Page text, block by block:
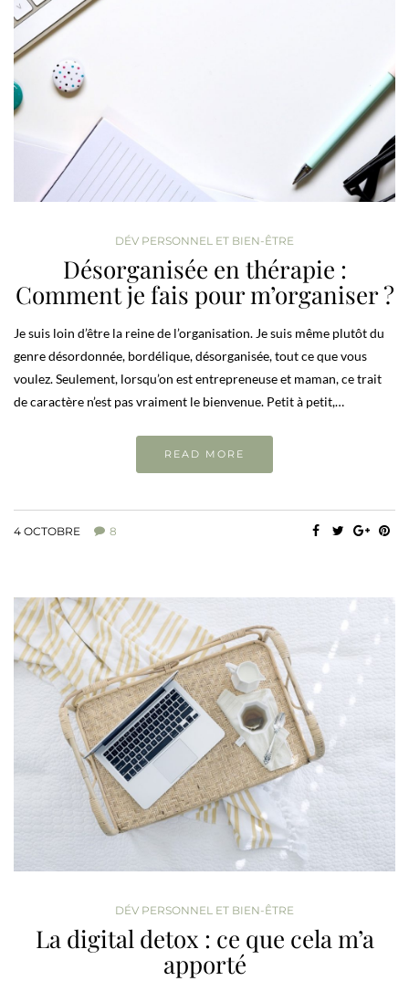
DÉV PERSONNEL ET BIEN-ÊTRE
Désorganisée en thérapie :
Comment je fais pour m’organiser ?
Je suis loin d’être la reine de l’organisation. Je suis même plutôt du
genre désordonnée, bordélique, désorganisée, tout ce que vous
voulez. Seulement, lorsqu’on est entrepreneuse et maman, ce trait
de caractère n’est pas vraiment le bienvenue. Petit à petit,…
READ MORE
4 OCTOBRE 8
DÉV PERSONNEL ET BIEN-ÊTRE
La digital detox : ce que cela m’a
apporté